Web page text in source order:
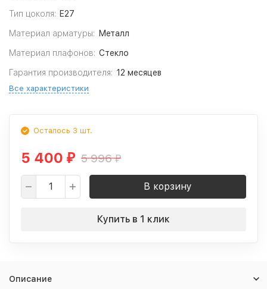
Тип цоколя: E27
Материал арматуры: Металл
Материал плафонов: Стекло
Гарантия производителя: 12 месяцев
Все характеристики
Осталось 3 шт.
5 400 ₽ 5 996₽
В корзину
Купить в 1 клик
Описание